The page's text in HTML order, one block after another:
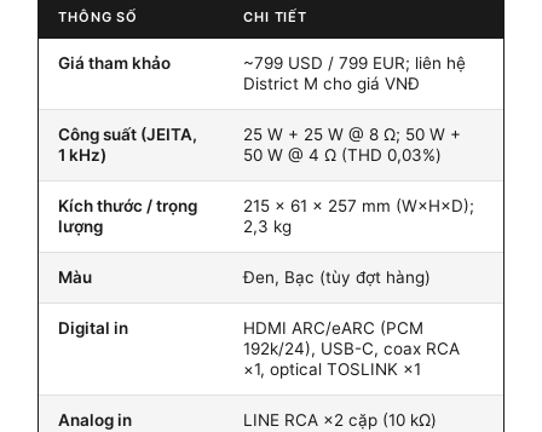
THÔNG SỐ CHI TIẾT
Giá tham khảo
~799 USD / 799 EUR; liên hệ
District M cho giá VNĐ
Công suất (JEITA,
1 kHz)
25 W + 25 W @ 8 Ω; 50 W +
50 W @ 4 Ω (THD 0,03%)
Kích thước / trọng
lượng
215 × 61 × 257 mm (W×H×D);
2,3 kg
Màu Đen, Bạc (tùy đợt hàng)
Digital in
HDMI ARC/eARC (PCM
192k/24), USB-C, coax RCA
×1, optical TOSLINK ×1
Analog in LINE RCA ×2 cặp (10 kΩ)